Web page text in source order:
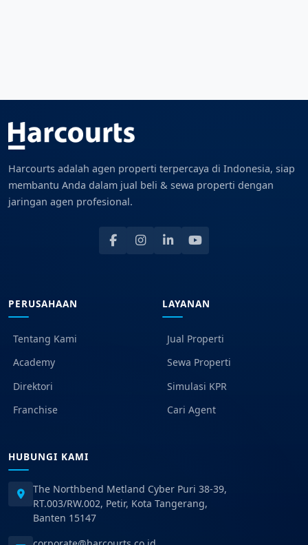
Harcourts adalah agen properti terpercaya di Indonesia, siap
membantu Anda dalam jual beli & sewa properti dengan
jaringan agen profesional.
PERUSAHAAN
Tentang Kami
Academy
Direktori
Franchise
LAYANAN
Jual Properti
Sewa Properti
Simulasi KPR
Cari Agent
HUBUNGI KAMI
The Northbend Metland Cyber Puri 38-39,
RT.003/RW.002, Petir, Kota Tangerang,
Banten 15147